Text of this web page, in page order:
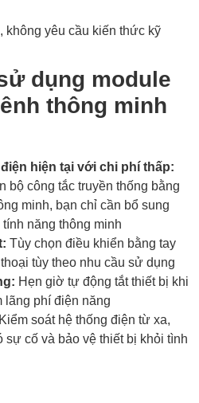
không yêu cầu kiến thức kỹ
dụng module
thông minh
hiện tại với chi phí thấp:
bộ công tắc truyền thống bằng
minh, bạn chỉ cần bổ sung
năng thông minh
Tùy chọn điều khiển bằng tay
tùy theo nhu cầu sử dụng
Hẹn giờ tự động tắt thiết bị khi
lãng phí điện năng
Kiểm soát hệ thống điện từ xa,
sự cố và bảo vệ thiết bị khỏi tình